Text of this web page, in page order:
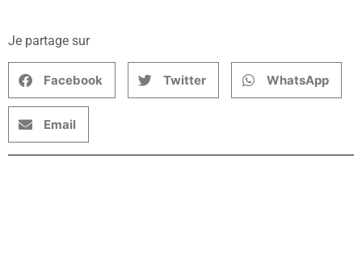
Je partage sur
Facebook Twitter WhatsApp
Email